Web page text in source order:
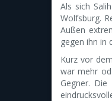
Als sich
Wolfsburg.
Außen
gegen ihn in
Kurz vor
war mehr
Gegner.